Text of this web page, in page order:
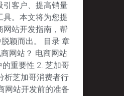
引客户、提高销量
具。本文将为您提
网站开发指南，帮
颖而出。 目录 章
网站？ 电商网站
重要性 2. 芝加哥
析芝加哥消费者行
网站开发前的准备